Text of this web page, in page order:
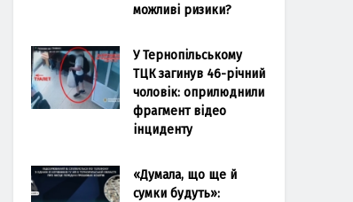
можливі ризики?
У Тернопільському
ТЦК загинув 46-річний
чоловік: оприлюднили
фрагмент відео
інциденту
«Думала, що ще й
сумки будуть»: